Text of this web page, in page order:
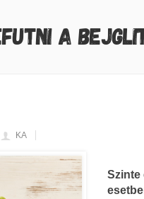
A
KA
Szinte